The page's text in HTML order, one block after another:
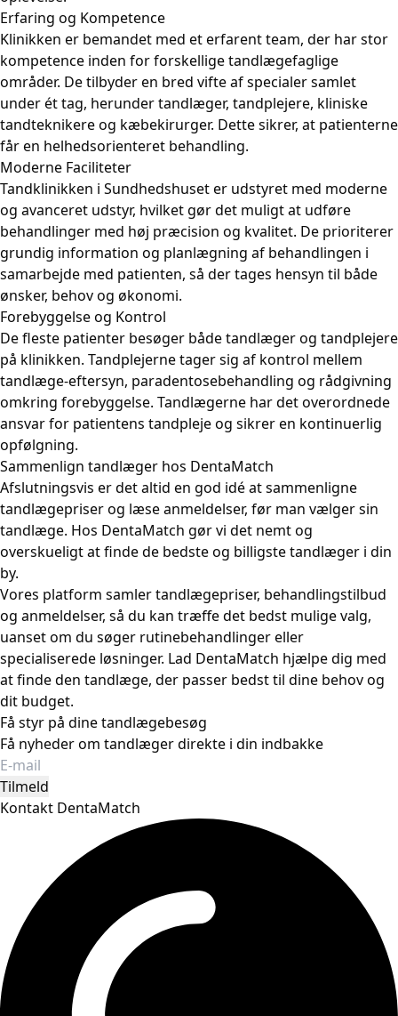
Erfaring og Kompetence
Klinikken er bemandet med et erfarent team, der har stor
kompetence inden for forskellige tandlægefaglige
områder. De tilbyder en bred vifte af specialer samlet
under ét tag, herunder tandlæger, tandplejere, kliniske
tandteknikere og kæbekirurger. Dette sikrer, at patienterne
får en helhedsorienteret behandling.
Moderne Faciliteter
Tandklinikken i Sundhedshuset er udstyret med moderne
og avanceret udstyr, hvilket gør det muligt at udføre
behandlinger med høj præcision og kvalitet. De prioriterer
grundig information og planlægning af behandlingen i
samarbejde med patienten, så der tages hensyn til både
ønsker, behov og økonomi.
Forebyggelse og Kontrol
De fleste patienter besøger både tandlæger og tandplejere
på klinikken. Tandplejerne tager sig af kontrol mellem
tandlæge-eftersyn, paradentosebehandling og rådgivning
omkring forebyggelse. Tandlægerne har det overordnede
ansvar for patientens tandpleje og sikrer en kontinuerlig
opfølgning.
Sammenlign tandlæger hos DentaMatch
Afslutningsvis er det altid en god idé at sammenligne
tandlægepriser og læse anmeldelser, før man vælger sin
tandlæge. Hos DentaMatch gør vi det nemt og
overskueligt at finde de bedste og billigste tandlæger i din
by.
Vores platform samler tandlægepriser, behandlingstilbud
og anmeldelser, så du kan træffe det bedst mulige valg,
uanset om du søger rutinebehandlinger eller
specialiserede løsninger. Lad DentaMatch hjælpe dig med
at finde den tandlæge, der passer bedst til dine behov og
dit budget.
Få styr på dine tandlægebesøg
Få nyheder om tandlæger direkte i din indbakke
Tilmeld
Kontakt DentaMatch